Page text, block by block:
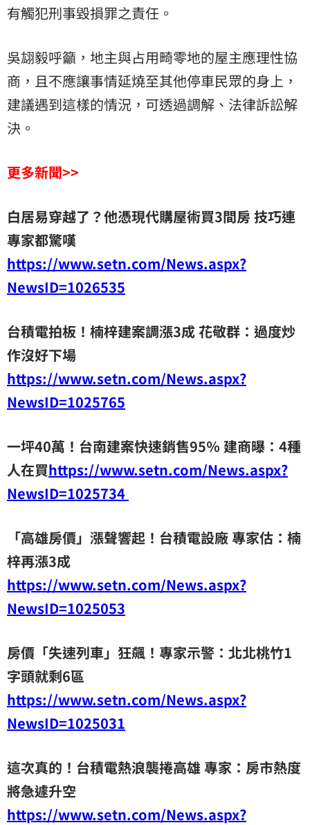
有觸犯刑事毀損罪之責任。
吳翃毅呼籲，地主與占用畸零地的屋主應理性協
商，且不應讓事情延燒至其他停車民眾的身上，
建議遇到這樣的情況，可透過調解、法律訴訟解
決。
更多新聞>>
白居易穿越了？他憑現代購屋術買3間房 技巧連
專家都驚嘆
https://www.setn.com/News.aspx?
NewsID=1026535
台積電拍板！楠梓建案調漲3成 花敬群：過度炒
作沒好下場
https://www.setn.com/News.aspx?
NewsID=1025765
一坪40萬！台南建案快速銷售95％ 建商曝：4種
人在買https://www.setn.com/News.aspx?
NewsID=1025734
「高雄房價」漲聲響起！台積電設廠 專家估：楠
梓再漲3成
https://www.setn.com/News.aspx?
NewsID=1025053
房價「失速列車」狂飆！專家示警：北北桃竹1
字頭就剩6區
https://www.setn.com/News.aspx?
NewsID=1025031
這次真的！台積電熱浪襲捲高雄 專家：房市熱度
將急遽升空
https://www.setn.com/News.aspx?